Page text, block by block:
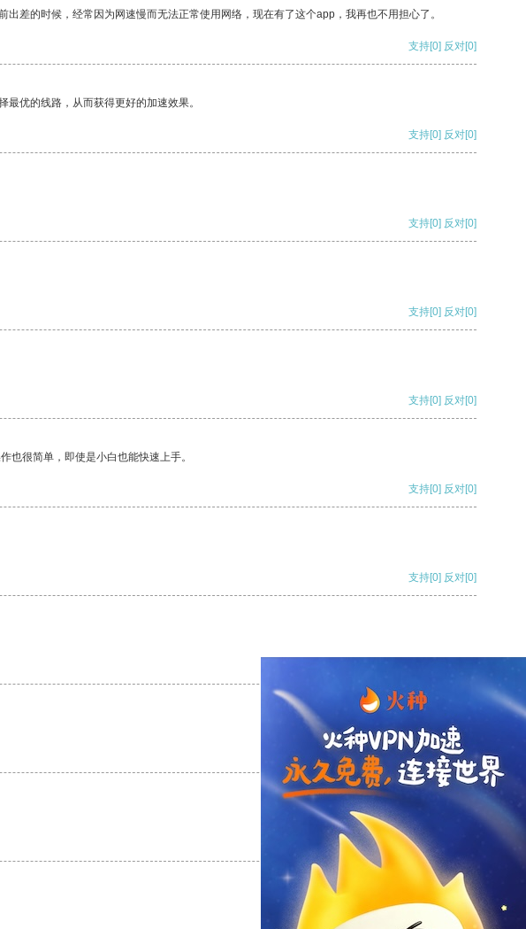
差的时候，经常因为网速慢而无法正常使用网络，现在有了这个app，我再也不用担心了。
支持[0] 反对[0]
优的线路，从而获得更好的加速效果。
支持[0] 反对[0]
支持[0] 反对[0]
支持[0] 反对[0]
支持[0] 反对[0]
也很简单，即使是小白也能快速上手。
支持[0] 反对[0]
支持[0] 反对[0]
支持 [0] 反对 [0]
支持